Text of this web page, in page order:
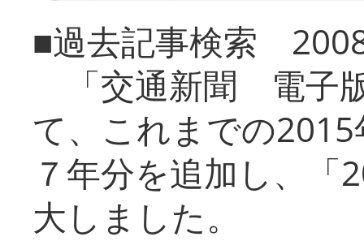
■過去記事検索
「交通新聞 電子
て、これまでの
７年分を追加し、「
大しまし